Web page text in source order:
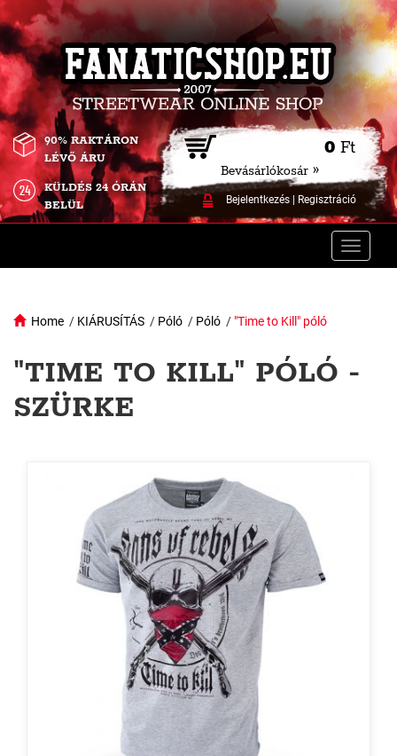
0 Ft
Bevásárlókosár »
Bejelentkezés| Regisztráció
90% RAKTÁRON
LÉVŐ ÁRU
KÜLDÉS 24 ÓRÁN
BELÜL
Toggle
Home / KIÁRUSÍTÁS / Póló / Póló / "Time to Kill" póló
"TIME TO KILL" PÓLÓ -
SZÜRKE